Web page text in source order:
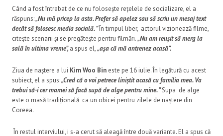
Când a fost întrebat de ce nu folosește rețelele de socializare, el a
răspuns:„Nu mă pricep la asta. Prefer să apelez sau să scriu un mesaj text
decât să folosesc media socială. ”În timpul liber, actorul vizionează filme,
citește scenarii și se pregătește pentru filmări.„Nu am reușit să merg la
sală în ultima vreme”,a spus el,„așa că mă antrenez acasă”.
Ziua de naștere a lui Kim Woo Bin este pe 16 iulie. În legătură cu acest
subiect, el a spus:„Cred că o voi petrece liniștit acasă cu familia mea. Va
trebui să-i cer mamei să facă supă de alge pentru mine. ”Supa de alge
este o masă tradițională ca un obicei pentru zilele de naștere din
Coreea.
În restul interviului, i s-a cerut să aleagă între două variante. El a spus că